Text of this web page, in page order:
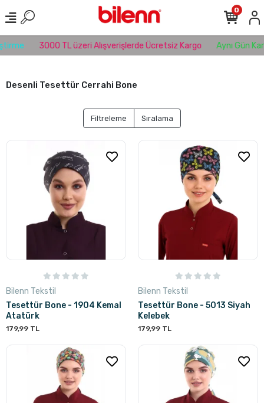
3000 TL üzeri Alışverişlerde Ücretsiz Kargo Aynı Gün
0
Desenli Tesettür Cerrahi Bone
Filtreleme Sıralama
Bilenn Tekstil
Tesettür Bone - 1904 Kemal
Atatürk
179,99 TL
Bilenn Tekstil
Tesettür Bone - 5013 Siyah
Kelebek
179,99 TL